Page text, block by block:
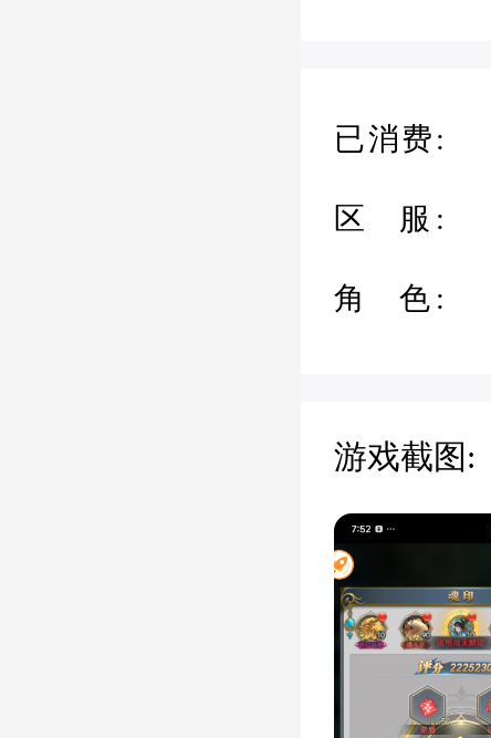
已消费:
区 服:
角 色:
游戏截图: